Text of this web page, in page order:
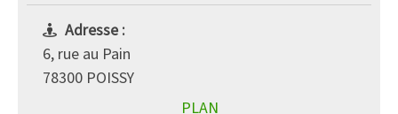
Adresse :
6, rue au Pain
78300 POISSY
PLAN